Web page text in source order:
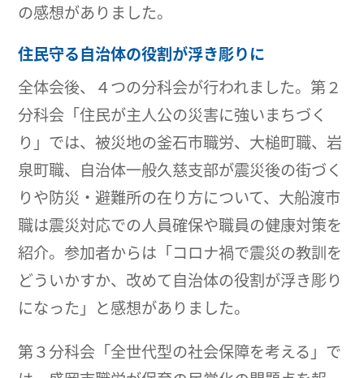
の感想がありました。
住民守る自治体の役割が浮き彫りに
全体会後、４つの分科会が行われました。第２
分科会「住民が主人公の災害に強いまちづく
り」では、被災地の釜石市職労、大槌町職、岩
泉町職、自治体一般久慈支部が震災後の街づく
りや防災・避難所の在り方について、大船渡市
職は震災対応での人員確保や職員の健康対策を
紹介。参加者からは「コロナ禍で震災の教訓を
どういかすか、改めて自治体の役割が浮き彫り
になった」と感想がありました。
第３分科会「全世代型の社会保障を考える」で